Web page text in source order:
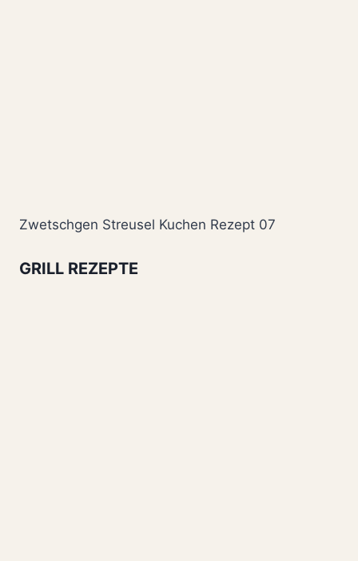
Zwetschgen Streusel Kuchen Rezept 07
GRILL REZEPTE